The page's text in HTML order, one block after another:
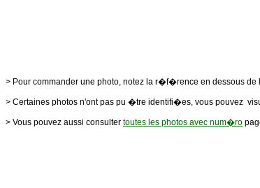
> Pour commander une photo, notez la r�f�rence en dessous de
> Certaines photos n'ont pas pu �tre identifi�es, vous pouvez
> Vous pouvez aussi consulter toutes les photos avec num�ro